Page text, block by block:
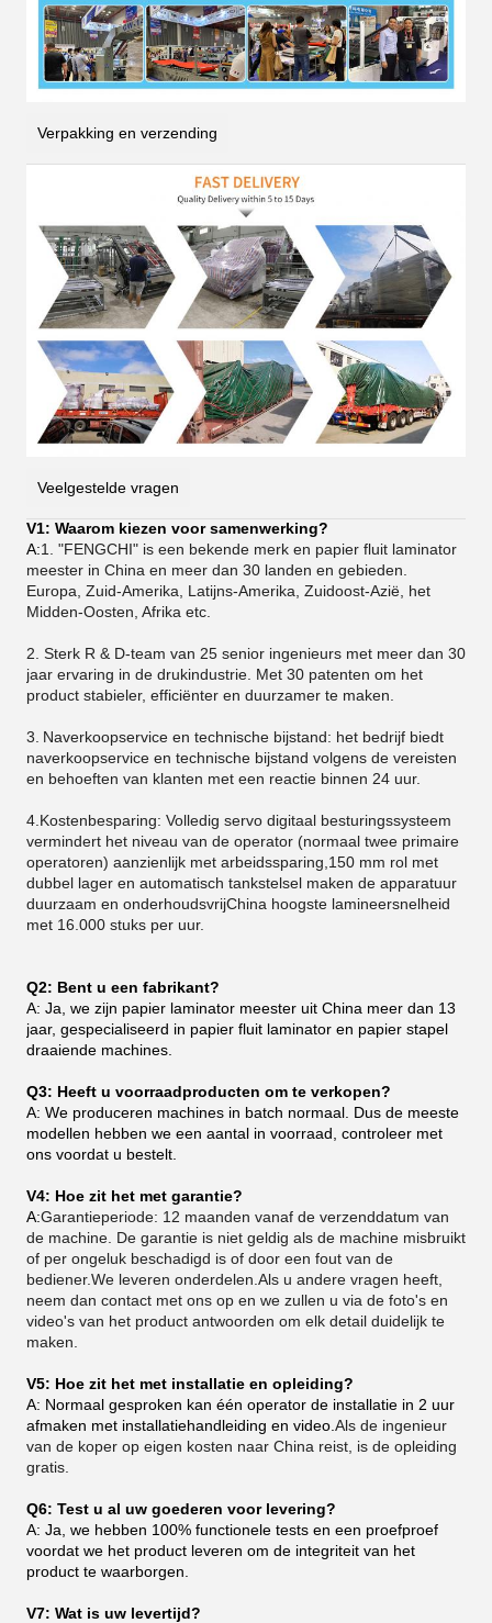
Verpakking en verzending
Veelgestelde vragen
V1: Waarom kiezen voor samenwerking?
A:1. "FENGCHI" is een bekende merk en papier fluit laminator
meester in China en meer dan 30 landen en gebieden.
Europa, Zuid-Amerika, Latijns-Amerika, Zuidoost-Azië, het
Midden-Oosten, Afrika etc.
2. Sterk R & D-team van 25 senior ingenieurs met meer dan 30
jaar ervaring in de drukindustrie. Met 30 patenten om het
product stabieler, efficiënter en duurzamer te maken.
3. Naverkoopservice en technische bijstand: het bedrijf biedt
naverkoopservice en technische bijstand volgens de vereisten
en behoeften van klanten met een reactie binnen 24 uur.
4.Kostenbesparing: Volledig servo digitaal besturingssysteem
vermindert het niveau van de operator (normaal twee primaire
operatoren) aanzienlijk met arbeidssparing,150 mm rol met
dubbel lager en automatisch tankstelsel maken de apparatuur
duurzaam en onderhoudsvrijChina hoogste lamineersnelheid
met 16.000 stuks per uur.
Q2: Bent u een fabrikant?
A: Ja, we zijn papier laminator meester uit China meer dan 13
jaar, gespecialiseerd in papier fluit laminator en papier stapel
draaiende machines.
Q3: Heeft u voorraadproducten om te verkopen?
A: We produceren machines in batch normaal. Dus de meeste
modellen hebben we een aantal in voorraad, controleer met
ons voordat u bestelt.
V4: Hoe zit het met garantie?
A:Garantieperiode: 12 maanden vanaf de verzenddatum van
de machine. De garantie is niet geldig als de machine misbruikt
of per ongeluk beschadigd is of door een fout van de
bediener.We leveren onderdelen.Als u andere vragen heeft,
neem dan contact met ons op en we zullen u via de foto's en
video's van het product antwoorden om elk detail duidelijk te
maken.
V5: Hoe zit het met installatie en opleiding?
A: Normaal gesproken kan één operator de installatie in 2 uur
afmaken met installatiehandleiding en video. Als de ingenieur
van de koper op eigen kosten naar China reist, is de opleiding
gratis.
Q6: Test u al uw goederen voor levering?
A: Ja, we hebben 100% functionele tests en een proefproef
voordat we het product leveren om de integriteit van het
product te waarborgen.
V7: Wat is uw levertijd?